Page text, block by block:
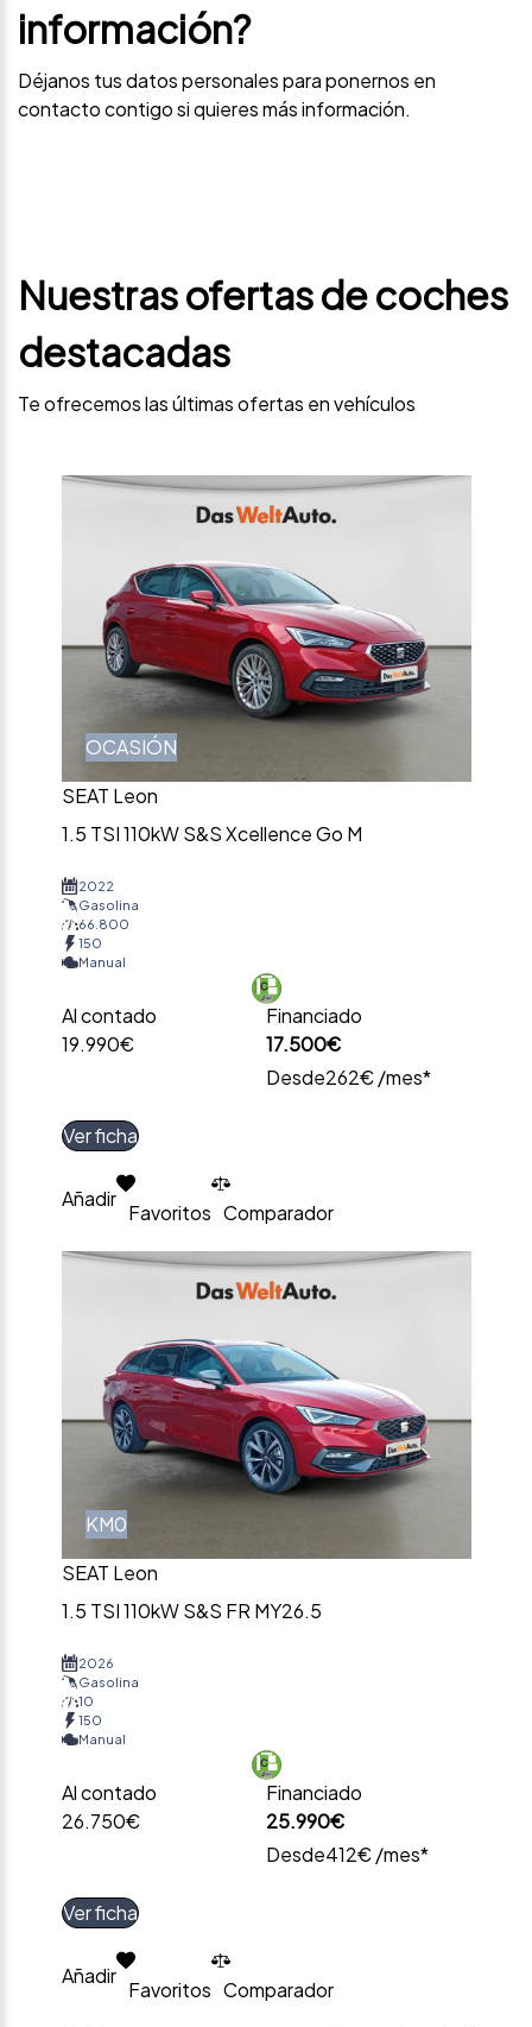
información?
Déjanos tus datos personales para ponernos en
contacto contigo si quieres más información.
Nuestras ofertas de coches
destacadas
Te ofrecemos las últimas ofertas en vehículos
OCASIÓN
SEAT Leon
1.5 TSI 110kW S&S Xcellence Go M
2022
Gasolina
66.800
150
Manual
Al contado
19.990€
Financiado
17.500€
Desde262€ /mes*
Ver ficha
Añadir
Favoritos Comparador
KM0
SEAT Leon
1.5 TSI 110kW S&S FR MY26.5
2026
Gasolina
10
150
Manual
Al contado
26.750€
Financiado
25.990€
Desde412€ /mes*
Ver ficha
Añadir
Favoritos Comparador